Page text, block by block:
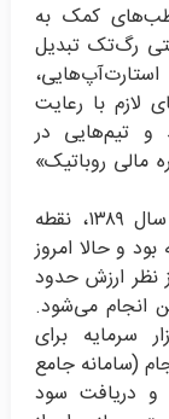
کمک به
رگ‌تک تبدیل
لازم با رعایت
تیم‌هایی در
مالی روباتیک»
راه‌اندازی امکان انجام معاملات آنلاین در سال ۱۳۸۹، نقطه
و حالا امروز
و از نظر ارزش حدود
انجام می‌شود.
سرمایه برای
(سامانه‌ جامع
و دریافت سود